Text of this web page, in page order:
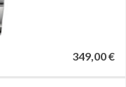
349,00 €